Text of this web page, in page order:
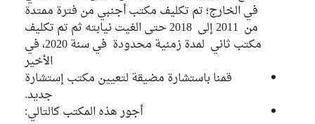
في الخارج؛ تم تكليف مكتب أجنبي من فترة ممتدة
من 2011 إلى 2018 حتى الغيت نيابته ثم تم تكليف
مكتب ثاني لمدة زمنية محدودة في سنة 2020، في
الأخير
قمنا باستشارة مضيقة لتعيين مكتب إستشارة
جديد.
أجور هذه المكتب كالتالي: